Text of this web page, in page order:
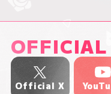
OFFICIAL
Official X